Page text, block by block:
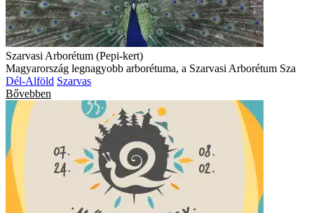
Szarvasi Arborétum (Pepi-kert)
Magyarország legnagyobb arborétuma, a Szarvasi Arborétum Sza
Dél-Alföld Szarvas
Bővebben